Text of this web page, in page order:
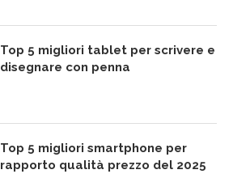
Top 5 migliori tablet per scrivere e
disegnare con penna
Top 5 migliori smartphone per
rapporto qualità prezzo del 2025